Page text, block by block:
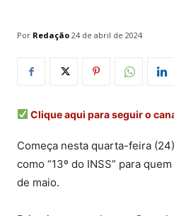
Por Redação 24 de abril de 2024
Clique aqui para seguir o
Começa nesta quarta-feira
como “13º do INSS” para
de maio.